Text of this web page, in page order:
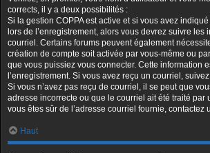
corrects, il y a deux possibilités :
Si la gestion COPPA est active et si vous avez
lors de l’enregistrement, alors vous devrez suivre les
courriel. Certains forums peuvent également
création de compte soit activée par vous-même ou
que vous puissiez vous connecter. Cette information
l’enregistrement. Si vous avez reçu un courriel,
Si vous n’avez pas reçu de courriel, il se peut que
adresse incorrecte ou que le courriel ait été traité par
vous êtes sûr de l’adresse courriel fournie, contactez
Haut